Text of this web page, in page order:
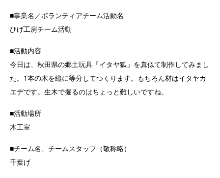
■事業名／ボランティアチーム活動名
ひげ工房チーム活動
■活動内容
今日は、秋田県の郷土玩具「イタヤ狐」を真似て制作してみまし
た。1本の木を縦に等分してつくります。もちろん材はイタヤカ
エデです。生木で掘るのはちょっと難しいですね。
■活動場所
木工室
■チーム名、チームスタッフ（敬称略）
千葉げ